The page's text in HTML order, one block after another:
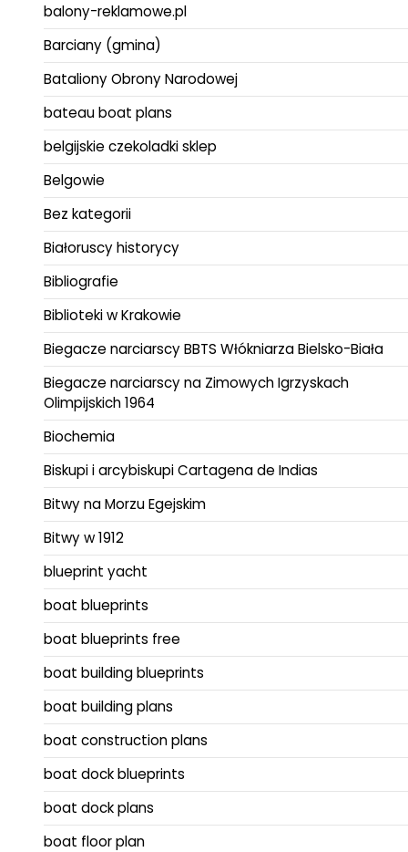
balony-reklamowe.pl
Barciany (gmina)
Bataliony Obrony Narodowej
bateau boat plans
belgijskie czekoladki sklep
Belgowie
Bez kategorii
Białoruscy historycy
Bibliografie
Biblioteki w Krakowie
Biegacze narciarscy BBTS Włókniarza Bielsko-Biała
Biegacze narciarscy na Zimowych Igrzyskach
Olimpijskich 1964
Biochemia
Biskupi i arcybiskupi Cartagena de Indias
Bitwy na Morzu Egejskim
Bitwy w 1912
blueprint yacht
boat blueprints
boat blueprints free
boat building blueprints
boat building plans
boat construction plans
boat dock blueprints
boat dock plans
boat floor plan